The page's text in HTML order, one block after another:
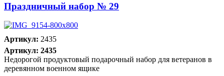
Праздничный набор № 29
Артикул: 2435
Артикул: 2435
Недорогой продуктовый подарочный набор для ветеранов в
деревянном военном ящике